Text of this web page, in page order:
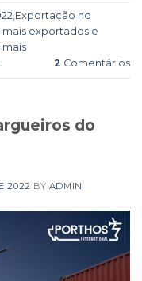
,Exportação no
mais exportados e
2 Comentários
do
2022 BY ADMIN